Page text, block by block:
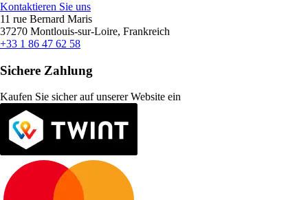
Kontaktieren Sie uns
11 rue Bernard Maris
37270 Montlouis-sur-Loire, Frankreich
+33 1 86 47 62 58
Sichere Zahlung
Kaufen Sie sicher auf unserer Website ein